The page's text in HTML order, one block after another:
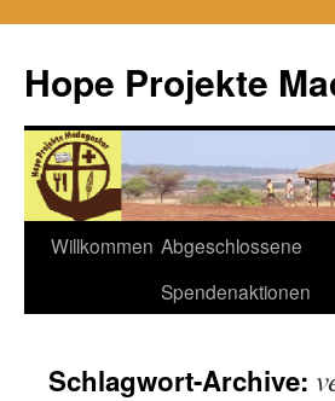
Hope Projekte
Zum
Willkommen Abgeschlossene
Spendenaktionen
Schlagwort-Archive: